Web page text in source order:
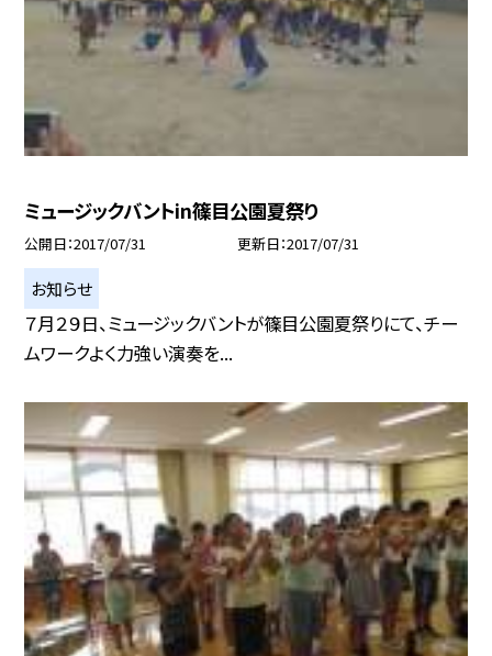
ミュージックバントin篠目公園夏祭り
公開日 2017/07/31 更新日 2017/07/31
お知らせ
７月２９日、ミュージックバントが篠目公園夏祭りにて、チー
ムワークよく力強い演奏を...